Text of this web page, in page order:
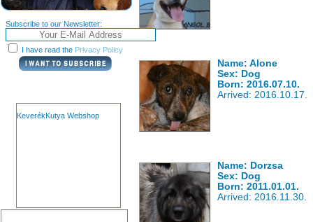
Subscribe to our Newsletter:
I have read the Privacy Policy
KeverékKutya Webshop
Name: Alone
Sex: Dog
Born: 2016.07.10.
Arrived: 2016.10.17.
Name: Dorzsa
Sex: Dog
Born: 2011.01.01.
Arrived: 2016.11.30.